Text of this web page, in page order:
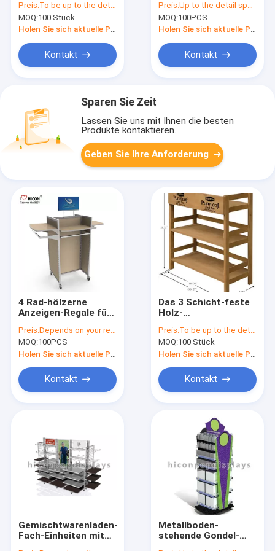
Anzeigen-Regal-
Boden, der mit 4
Gießmaschinen steht
Preis:To be up to the details
MOQ:100 Stück
Holen Sie sich aktuelle Preis
Kontakt
Kleingondel-Fach-
Einheits-4
Preis:Up to the detail specification
MOQ:100PCS
Holen Sie sich aktuelle Preis
Kontakt
Sparen Sie Zeit
Lassen Sie uns mit Ihnen die besten
Produkte kontaktieren.
Geben Sie Ihre Anforderung
4 Rad-hölzerne
Anzeigen-Regale für
hölzernes Gondel-
Fach
Preis:Depends on your requirements
MOQ:100PCS
Kontakt
Das 3 Schicht-feste
Holz-
geben Stellung,
kundenspezifische
Gemischtwarenladen-
Präsentationsständer
frei
Preis:To be up to the details
MOQ:100 Stück
Kontakt
Gemischtwarenladen-
Fach-Einheiten mit
Metallboden-
stehende Gondel-